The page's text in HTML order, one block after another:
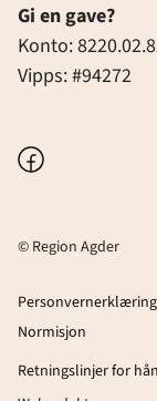
Gi en gave?
Konto:
Vipps: #94272
Facebook
© Region Agder
Normisjon
Retningslinjer for